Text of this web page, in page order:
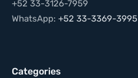
+52 33-3126-7959
WhatsApp: +52 33-3369-3995
Categories